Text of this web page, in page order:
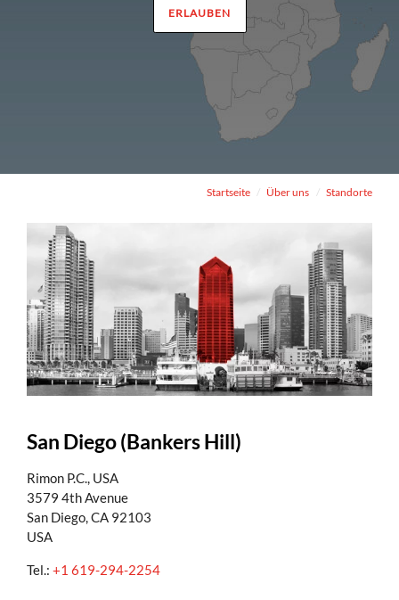
ERLAUBEN
Startseite Über uns Standorte
San Diego (Bankers Hill)
Rimon P.C., USA
3579 4th Avenue
San Diego, CA 92103
USA
Tel.: +1 619-294-2254